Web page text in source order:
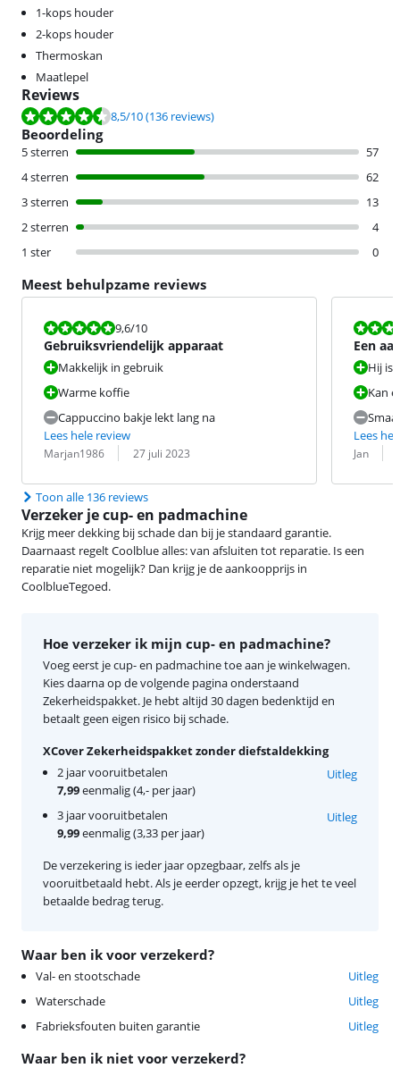
1-kops houder
2-kops houder
Thermoskan
Maatlepel
Reviews
Beoordeling is 8,5 van de 10, gebaseerd op 136 reviews.
8,5/10(136 reviews)
Beoordeling
5 sterren
57
4 sterren
62
3 sterren
13
2 sterren
4
1 ster
0
Meest behulpzame reviews
Beoordeling is 9,6 van de 10.
9,6/10
Gebruiksvriendelijk apparaat
Makkelijk in gebruik
Warme koffie
Cappuccino bakje lekt lang na
Lees hele review
Beoordeling door:
Marjan1986
Datum: 27 juli 2023
Een
Hij is
Kan
Lees
Jan
Datum:
Toon alle 136 reviews
Verzeker je cup- en padmachine
Krijg meer dekking bij schade dan bij je standaard garantie.
Daarnaast regelt Coolblue alles: van afsluiten tot reparatie. Is een
reparatie niet mogelijk? Dan krijg je de aankoopprijs in
CoolblueTegoed.
Waar ben ik voor verzekerd?
Val- en stootschade
Uitleg
Waterschade
Uitleg
Fabrieksfouten buiten garantie
Uitleg
Waar ben ik niet voor verzekerd?
Hoe verzeker ik mijn cup- en padmachine?
Voeg eerst je cup- en padmachine toe aan je winkelwagen.
Kies daarna op de volgende pagina onderstaand
Zekerheidspakket. Je hebt altijd 30 dagen bedenktijd en
betaalt geen eigen risico bij schade.
XCover Zekerheidspakket zonder diefstaldekking
2 jaar vooruitbetalen
7,99eenmalig (4,- per jaar)
Uitleg
3 jaar vooruitbetalen
9,99eenmalig (3,33 per jaar)
Uitleg
De verzekering is ieder jaar opzegbaar, zelfs als je
vooruitbetaald hebt. Als je eerder opzegt, krijg je het te veel
betaalde bedrag terug.